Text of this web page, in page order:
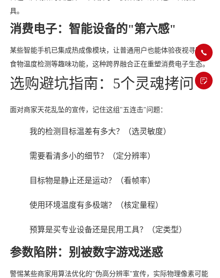
具。
消费电子：智能设备的"第六感"
某些智能手机已集成热成像模块，让普通用户也能体验夜视寻踪、
食物温度检测等趣味功能，这种跨界融合正在重塑消费电子生态。
选购避坑指南：5个灵魂拷问
面对商家天花乱坠的宣传，记住这组"五连击"问题：
我的检测目标温差有多大？（选灵敏度）
需要看清多小的细节？（定分辨率）
目标物是静止还是运动？（看帧率）
使用环境温度有多极端？（核定量程）
预算是买专业设备还是民用工具？（定类型）
参数陷阱：别被数字游戏迷惑
警惕某些商家用算法优化的"伪高分辨率"宣传，实际物理像素可能